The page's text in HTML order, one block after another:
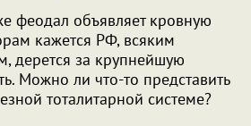
феодал объявляет кровную
кажется РФ, всяким
дерется за крупнейшую
Можно ли что-то представить
тоталитарной системе?